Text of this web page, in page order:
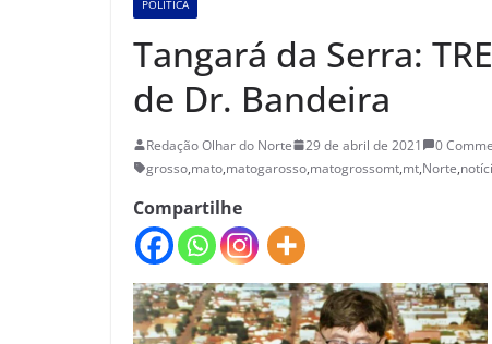
POLÍTICA
Tangará da Serra:
de Dr. Bandeira
Redação Olhar do Norte 29 de abril de 2021
0
grosso,mato,matogarosso,matogrossomt,mt,Norte,
Compartilhe